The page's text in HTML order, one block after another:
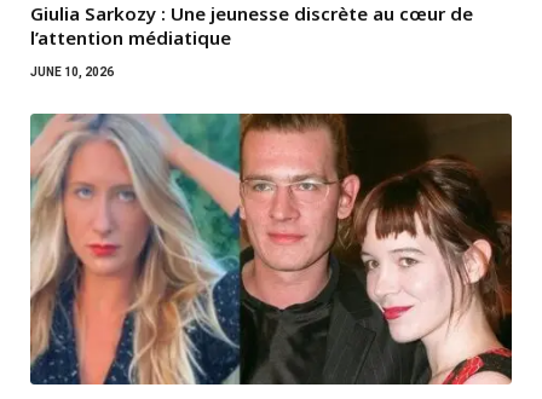
Giulia Sarkozy : Une jeunesse discrète au cœur de
l’attention médiatique
JUNE 10, 2026